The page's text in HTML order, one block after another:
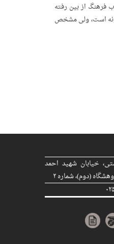
از بین رفته
است، ولی مشخص
خیابان شهید احمد
(دوم)، شماره ۲